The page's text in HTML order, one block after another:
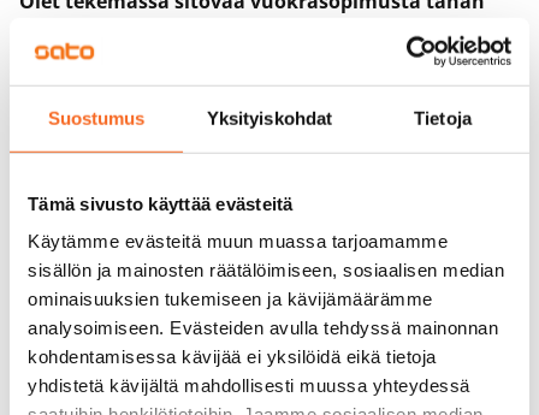
Suostumus Yksityiskohdat Tietoja
Tämä sivusto käyttää evästeitä
Käytämme evästeitä muun muassa tarjoamamme
sisällön ja mainosten räätälöimiseen, sosiaalisen median
ominaisuuksien tukemiseen ja kävijämäärämme
analysoimiseen. Evästeiden avulla tehdyssä mainonnan
kohdentamisessa kävijää ei yksilöidä eikä tietoja
yhdistetä kävijältä mahdollisesti muussa yhteydessä
Sopimus astuu voimaan heti, kun maksat 300 euron
varausmaksun verkkokaupassa. Palautamme summan
sinulle kokonaisuudessaan vuokrasopimuksen
Voit peruuttaa sopimuksen vielä asuntonäytöllä, jos
koti ei vastaa odotuksiasi. Tällöin palautamme
varausmaksun sinulle kokonaisuudessaan, yleensä
seuraavana arkipäivänä.
Vakuus 0 euroa.